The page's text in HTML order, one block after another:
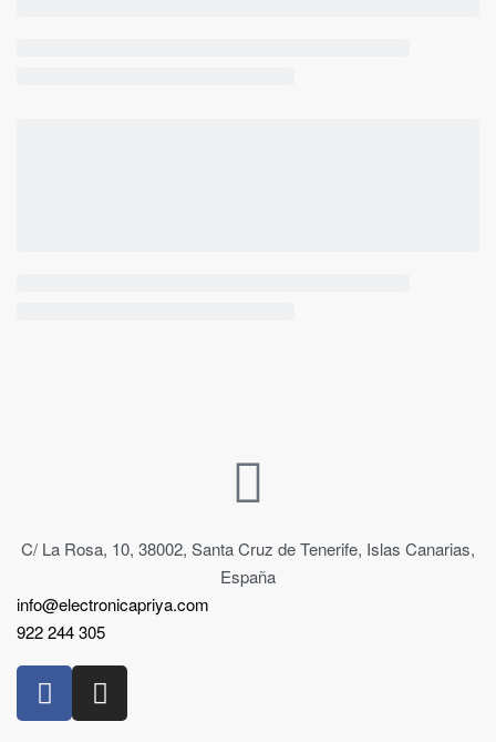
C/ La Rosa, 10, 38002, Santa Cruz de Tenerife, Islas Canarias,
España
info@electronicapriya.com
922 244 305